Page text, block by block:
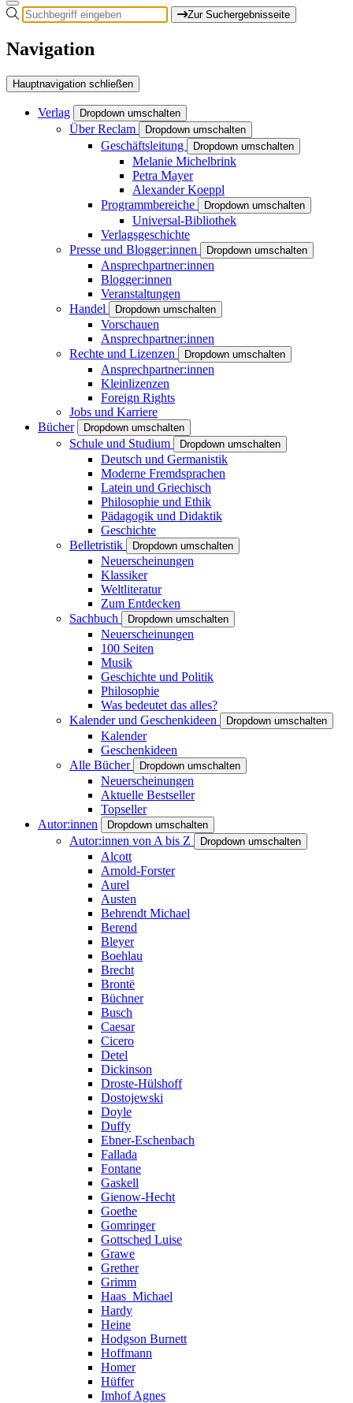
Zur Suchergebnisseite
Navigation
Hauptnavigation schließen
Verlag Dropdown umschalten
Über Reclam Dropdown umschalten
Geschäftsleitung Dropdown umschalten
Melanie Michelbrink
Petra Mayer
Alexander Koeppl
Programmbereiche
Dropdown umschalten
Universal-Bibliothek
Verlagsgeschichte
Presse und Blogger:innen
Dropdown umschalten
Ansprechpartner:innen
Blogger:innen
Veranstaltungen
Handel
Dropdown umschalten
Vorschauen
Ansprechpartner:innen
Rechte und Lizenzen
Dropdown umschalten
Ansprechpartner:innen
Kleinlizenzen
Foreign Rights
Jobs und Karriere
Bücher
Dropdown umschalten
Schule und Studium Dropdown umschalten
Deutsch und Germanistik
Moderne Fremdsprachen
Latein und Griechisch
Philosophie und Ethik
Pädagogik und Didaktik
Geschichte
Belletristik
Dropdown umschalten
Neuerscheinungen
Klassiker
Weltliteratur
Zum Entdecken
Sachbuch
Dropdown umschalten
Neuerscheinungen
100 Seiten
Musik
Geschichte und Politik
Philosophie
Was bedeutet das alles?
Kalender und Geschenkideen
Dropdown umschalten
Kalender
Geschenkideen
Alle Bücher
Dropdown umschalten
Neuerscheinungen
Aktuelle Bestseller
Topseller
Autor:innen
Dropdown umschalten
Autor:innen von A bis Z Dropdown umschalten
Alcott
Arnold-Forster
Aurel
Austen
Behrendt Michael
Berend
Bleyer
Boehlau
Brecht
Brontë
Büchner
Busch
Caesar
Cicero
Detel
Dickinson
Droste-Hülshoff
Dostojewski
Doyle
Duffy
Ebner-Eschenbach
Fallada
Fontane
Gaskell
Gienow-Hecht
Goethe
Gomringer
Gottsched Luise
Grawe
Grether
Grimm
Haas_Michael
Hardy
Heine
Hodgson Burnett
Hoffmann
Homer
Hüffer
Imhof Agnes